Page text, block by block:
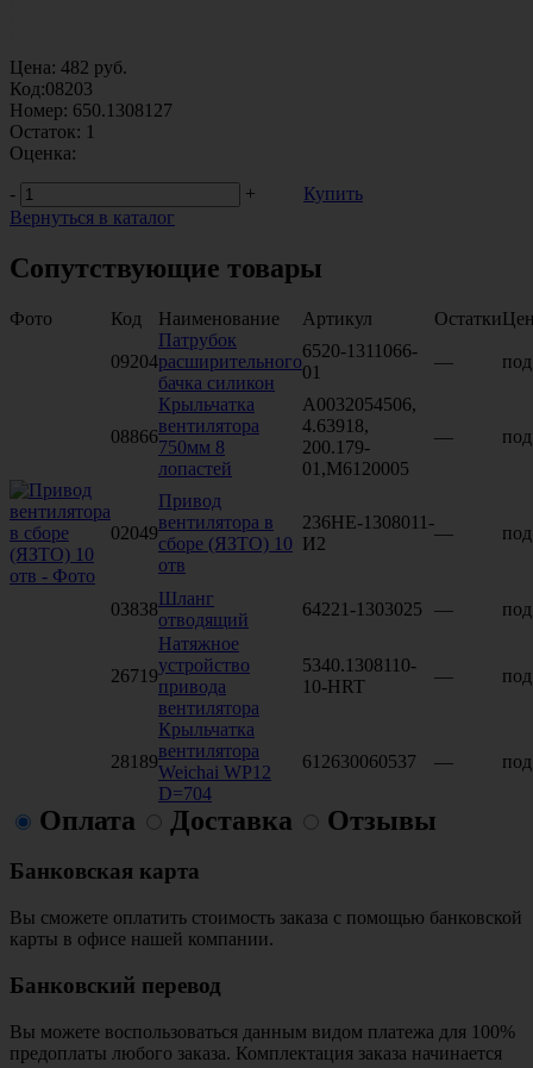
Цена: 482 руб.
Код:08203
Номер: 650.1308127
Остаток: 1
Оценка:
-
+
Купить
Вернуться в каталог
Сопутствующие товары
Фото Код Наименование Артикул Остатки
09204
Патрубок
расширительного
бачка силикон
6520-1311066-
01
— под
08866
Крыльчатка
вентилятора
750мм 8
лопастей
A0032054506,
4.63918,
200.179-
01,М6120005
— под
02049
Привод
вентилятора в
сборе (ЯЗТО) 10
отв
236НЕ-1308011-
И2
— под
03838
Шланг
отводящий
64221-1303025 — под
26719
Натяжное
устройство
привода
вентилятора
5340.1308110-
10-HRT
— под
28189
Крыльчатка
вентилятора
Weichai WP12
D=704
612630060537 — под
Оплата Доставка Отзывы
Банковская карта
Вы сможете оплатить стоимость заказа с помощью банковской
карты в офисе нашей компании.
Банковский перевод
Вы можете воспользоваться данным видом платежа для 100%
предоплаты любого заказа. Комплектация заказа начинается